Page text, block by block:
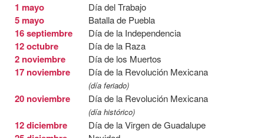
1 mayo Día del Trabajo
5 mayo Batalla de Puebla
16 septiembre Día de la Independencia
12 octubre Día de la Raza
2 noviembre Día de los Muertos
17 noviembre Día de la Revolución Mexicana
(día feriado)
20 noviembre Día de la Revolución Mexicana
(día histórico)
12 diciembre Día de la Virgen de Guadalupe